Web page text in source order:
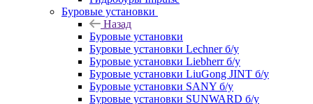
Буровые установки
Назад
Буровые установки
Буровые установки Lechner б/у
Буровые установки Liebherr б/у
Буровые установки LiuGong JINT б/у
Буровые установки SANY б/у
Буровые установки SUNWARD б/у